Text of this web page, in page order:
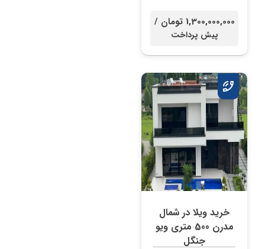
1,300,000,000 تومان /
پیش پرداخت
خرید ویلا در شمال
مدرن 500 متری ویو
جنگل